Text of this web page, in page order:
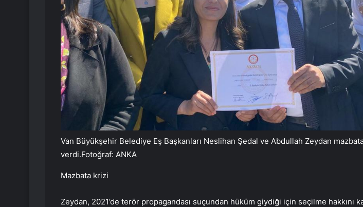
Van Büyükşehir Belediye Eş Başkanları Neslihan Şedal ve Abdullah Zeydan
verdi.Fotoğraf: ANKA
Mazbata krizi
Zeydan, 2021’de terör propagandası suçundan hüküm giydiği için seçilme hakkını